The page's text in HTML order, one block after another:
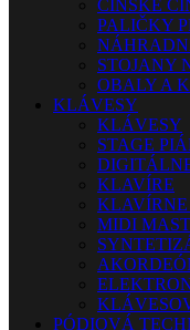
ČÍNSKE
PALIČKY
STOJANY
OBALY A
KLÁVESY
KLÁVESY
STAGE
KLAVÍRE
MIDI
PÓDIOVÁ